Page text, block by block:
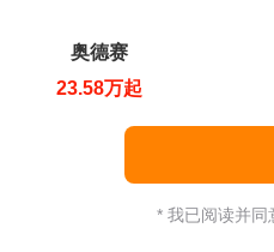
奥德赛
23.58万起
* 我已阅读并同